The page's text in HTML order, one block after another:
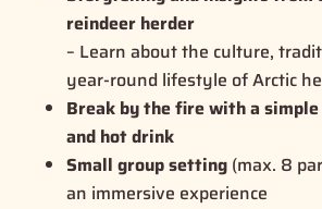
reindeer herder
– Learn about the culture,
year-round lifestyle of Arctic
Break by the fire with a simple
and hot drink
Small group setting(max. 8
an immersive experience